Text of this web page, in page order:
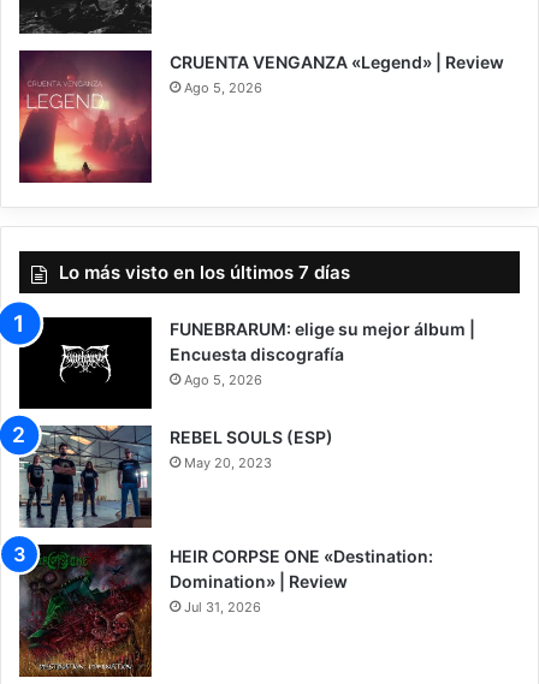
7
CRUENTA VENGANZA «Legend» | Review
Ago 5, 2026
Lo más visto en los últimos 7 días
FUNEBRARUM: elige su mejor álbum |
Encuesta discografía
Ago 5, 2026
REBEL SOULS (ESP)
May 20, 2023
8
HEIR CORPSE ONE «Destination:
Domination» | Review
Jul 31, 2026